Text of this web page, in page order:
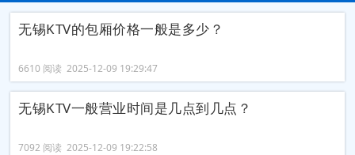
无锡KTV的包厢价格一般是多少？
6610 阅读 2025-12-09 19:29:47
无锡KTV一般营业时间是几点到几点？
7092 阅读 2025-12-09 19:22:58